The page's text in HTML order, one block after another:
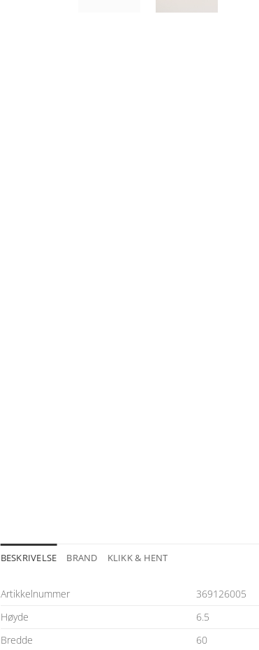
BESKRIVELSE BRAND KLIKK & HENT
Artikkelnummer
369126005
Høyde
6.5
Bredde
60